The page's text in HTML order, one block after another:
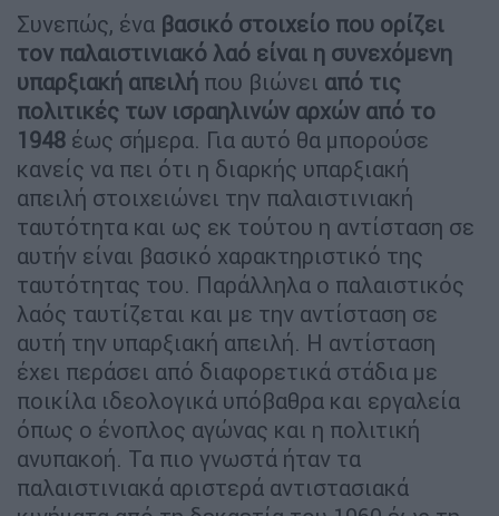
Συνεπώς, ένα βασικό στοιχείο που ορίζει
τον παλαιστινιακό λαό είναι η συνεχόμενη
υπαρξιακή απειλή που βιώνει από τις
πολιτικές των ισραηλινών αρχών από το
1948 έως σήμερα. Για αυτό θα μπορούσε
κανείς να πει ότι η διαρκής υπαρξιακή
απειλή στοιχειώνει την παλαιστινιακή
ταυτότητα και ως εκ τούτου η αντίσταση σε
αυτήν είναι βασικό χαρακτηριστικό της
ταυτότητας του. Παράλληλα ο παλαιστικός
λαός ταυτίζεται και με την αντίσταση σε
αυτή την υπαρξιακή απειλή. Η αντίσταση
έχει περάσει από διαφορετικά στάδια με
ποικίλα ιδεολογικά υπόβαθρα και εργαλεία
όπως ο ένοπλος αγώνας και η πολιτική
ανυπακοή. Τα πιο γνωστά ήταν τα
παλαιστινιακά αριστερά αντιστασιακά